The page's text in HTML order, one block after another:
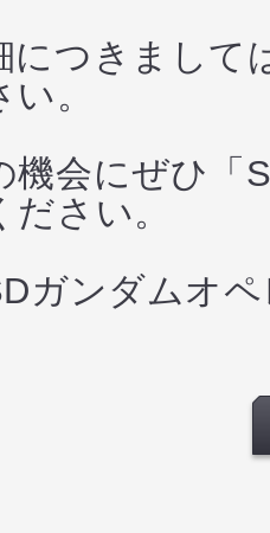
につきまして
。
機会にぜひ「
ださい。
ガンダムオ